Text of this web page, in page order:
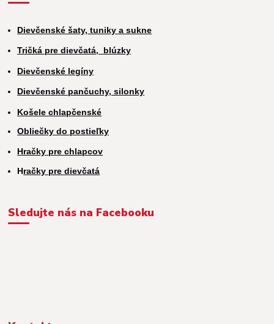
Dievčenské šaty, tuniky a sukne
Tričká pre dievčatá, blúzky
Dievčenské legíny
Dievčenské pančuchy, silonky
Košele chlapčenské
Obliečky do postieľky
Hračky pre chlapcov
Hračky pre dievčatá
Sledujte nás na Facebooku